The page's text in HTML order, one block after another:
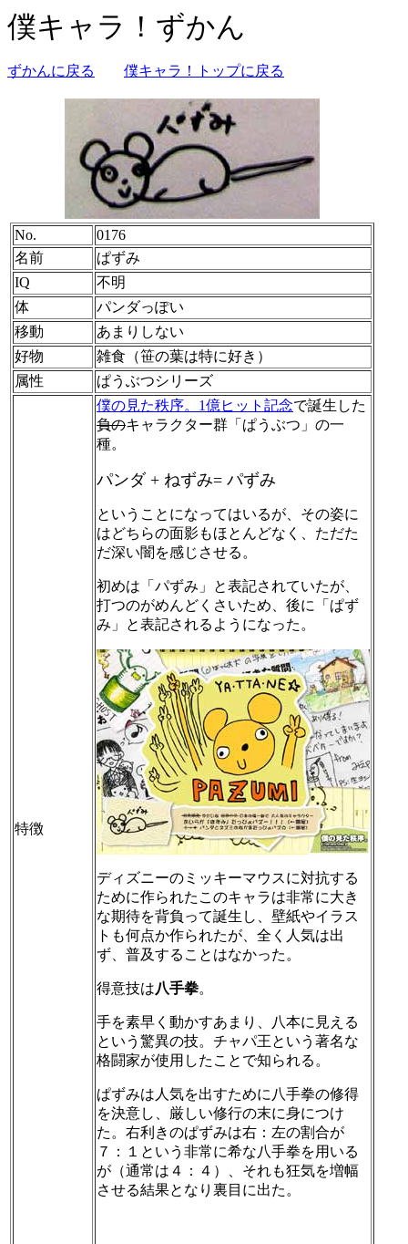
僕キャラ！ずかん
ずかんに戻る 僕キャラ！トップに戻る
No.
0176
名前
ぱずみ
IQ
不明
体
パンダっぽい
移動
あまりしない
好物
雑食（笹の葉は特に好き）
属性
ぱうぶつシリーズ
特徴
僕の見た秩序。1億ヒット記念で誕生した
負のキャラクター群「ぱうぶつ」の一
種。
パンダ + ねずみ= パずみ
ということになってはいるが、その姿に
はどちらの面影もほとんどなく、ただた
だ深い闇を感じさせる。
初めは「パずみ」と表記されていたが、
打つのがめんどくさいため、後に「ぱず
み」と表記されるようになった。
ディズニーのミッキーマウスに対抗する
ために作られたこのキャラは非常に大き
な期待を背負って誕生し、壁紙やイラス
トも何点か作られたが、全く人気は出
ず、普及することはなかった。
得意技は八手拳。
手を素早く動かすあまり、八本に見える
という驚異の技。チャパ王という著名な
格闘家が使用したことで知られる。
ぱずみは人気を出すために八手拳の修得
を決意し、厳しい修行の末に身につけ
た。右利きのぱずみは右：左の割合が
７：１という非常に希な八手拳を用いる
が（通常は４：４）、それも狂気を増幅
させる結果となり裏目に出た。